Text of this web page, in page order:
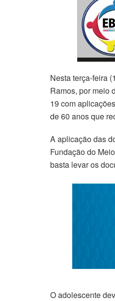
Nesta terça-feira
Ramos, por meio
19 com
de 60 anos que
A aplicação das
Fundação do
basta levar os
O adolescente